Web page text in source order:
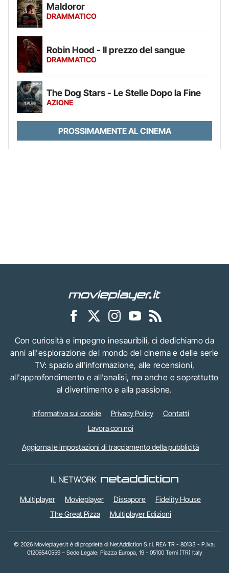
Maldoror
DRAMMATICO
Robin Hood - Il prezzo del sangue
DRAMMATICO
The Dog Stars - Le Stelle Dopo la Fine
AZIONE
PROSSIMAMENTE AL CINEMA
Con curiosità e impegno inesauribili, ci dedichiamo da
anni all'esplorazione del mondo del cinema e delle serie
TV: spazio all'informazione, alle recensioni,
all'approfondimento e all'analisi, ma anche e soprattutto
al divertimento e alla passione.
Informativa sui cookie Privacy Policy
Contatti
Lavora con noi
Aggiorna le impostazioni di tracciamento della pubblicità
IL NETWORK
Multiplayer Movieplayer Dissapore
Fidelity House
The Great Pizza
Multiplayer Edizioni
© 2026 Movieplayer.it è di proprietà di NetAddiction S.r.l. REA TR - 80133 - P.iva:
01206540559 – Sede Legale: Piazza Europa, 19 - 05100 Terni (TR) Italy